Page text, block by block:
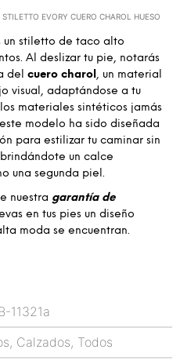
STILETTO EVORY CUERO CHAROL HUESO
un stiletto de taco alto
Al deslizar tu pie, notarás
del cuero charol, un material
visual, adaptándose a tu
materiales sintéticos jamás
modelo ha sido diseñada
para estilizar tu caminar sin
un calce
una segunda piel.
nuestra garantía de
en tus pies un diseño
moda se encuentran.
11321a
, Calzados, Todos